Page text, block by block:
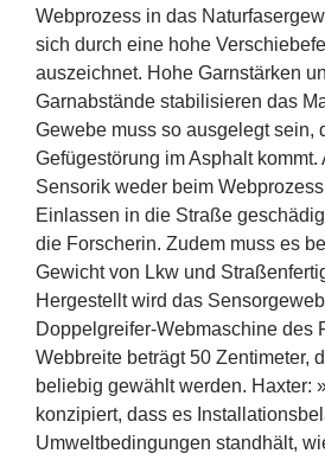
Webprozess in das
sich durch eine hohe
auszeichnet. Hohe Garnstärken
Garnabstände stabilisieren das
Gewebe muss so ausgelegt sein,
Gefügestörung im Asphalt kommt.
Sensorik weder beim
Einlassen in die Straße
die Forscherin. Zudem muss es
Gewicht von Lkw und
Hergestellt wird das
Doppelgreifer-Webmaschine des
Webbreite beträgt50 Zentimeter,
beliebig gewählt werden. Haxter:
konzipiert, dass es
Umweltbedingungen standhält,